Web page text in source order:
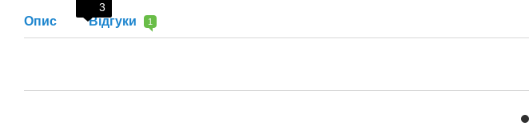
3
Опис Відгуки 1